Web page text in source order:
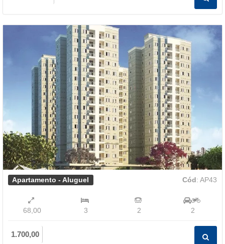
Apartamento - Aluguel Cód: AP43
68,00 3 2 2
1.700,00